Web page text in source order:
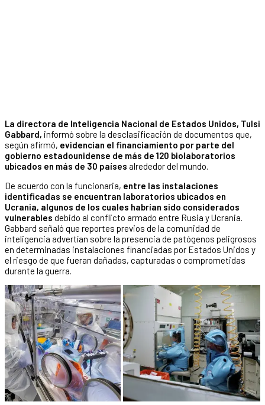
La directora de Inteligencia Nacional de Estados Unidos, Tulsi
Gabbard, informó sobre la desclasificación de documentos que,
según afirmó, evidencian el financiamiento por parte del
gobierno estadounidense de más de 120 biolaboratorios
ubicados en más de 30 países alrededor del mundo.
De acuerdo con la funcionaria, entre las instalaciones
identificadas se encuentran laboratorios ubicados en
Ucrania, algunos de los cuales habrían sido considerados
vulnerables debido al conflicto armado entre Rusia y Ucrania.
Gabbard señaló que reportes previos de la comunidad de
inteligencia advertían sobre la presencia de patógenos peligrosos
en determinadas instalaciones financiadas por Estados Unidos y
el riesgo de que fueran dañadas, capturadas o comprometidas
durante la guerra.